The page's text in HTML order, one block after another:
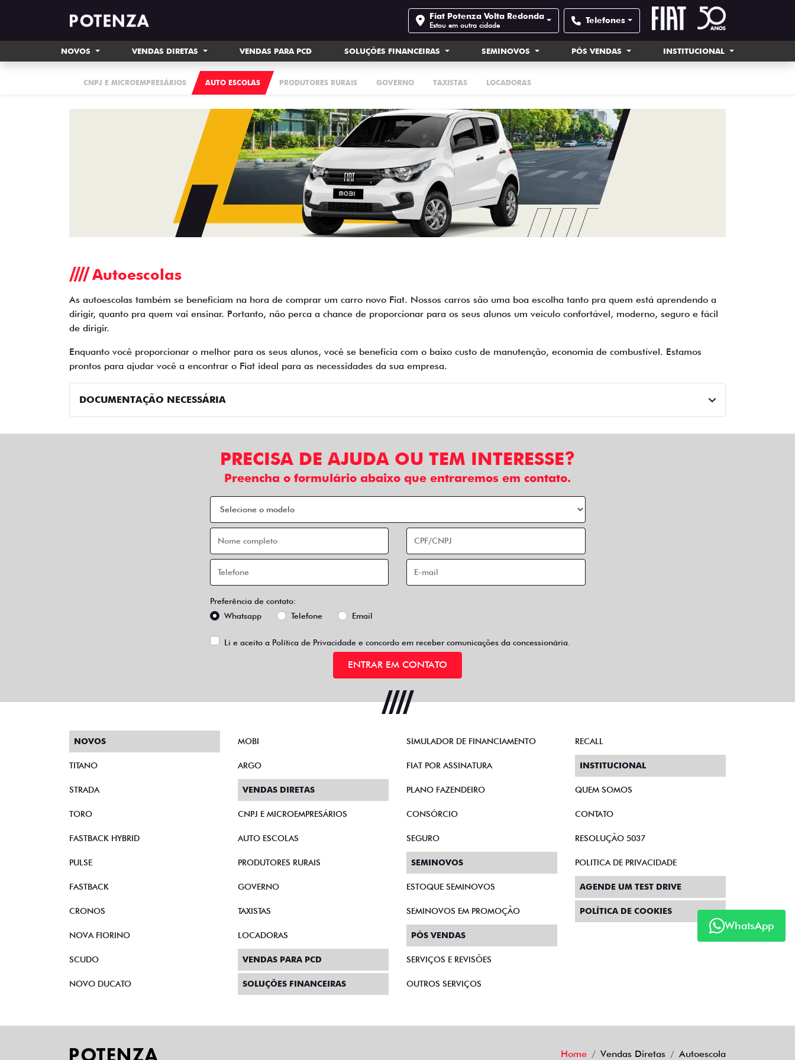
Fiat Potenza Volta Redonda
Estou em outra cidade Telefones
NOVOS VENDAS DIRETAS VENDAS PARA PCD SOLUÇÕES FINANCEIRAS SEMINOVOS PÓS VENDAS INSTITUCIONAL
CNPJ E MICROEMPRESÁRIOS AUTO ESCOLAS PRODUTORES RURAIS GOVERNO TAXISTAS LOCADORAS
Autoescolas
As autoescolas também se beneficiam na hora de comprar um carro novo Fiat. Nossos carros são uma boa escolha tanto pra quem está aprendendo a
dirigir, quanto pra quem vai ensinar. Portanto, não perca a chance de proporcionar para os seus alunos um veículo confortável, moderno, seguro e fácil
de dirigir.
Enquanto você proporcionar o melhor para os seus alunos, você se beneficia com o baixo custo de manutenção, economia de combustível. Estamos
prontos para ajudar você a encontrar o Fiat ideal para as necessidades da sua empresa.
DOCUMENTAÇÃO NECESSÁRIA
PRECISA DE AJUDA OU TEM INTERESSE?
Preencha o formulário abaixo que entraremos em contato.
Preferência de contato:
Whatsapp
Telefone Email
Li e aceito a Política de Privacidadee concordo em receber comunicações da concessionária.
ENTRAR EM CONTATO
WhatsApp
NOVOS
TITANO
STRADA
TORO
FASTBACK HYBRID
PULSE
FASTBACK
CRONOS
NOVA FIORINO
SCUDO
NOVO DUCATO
MOBI
ARGO
VENDAS DIRETAS
CNPJ E MICROEMPRESÁRIOS
AUTO ESCOLAS
PRODUTORES RURAIS
GOVERNO
TAXISTAS
LOCADORAS
VENDAS PARA PCD
SOLUÇÕES FINANCEIRAS
SIMULADOR DE FINANCIAMENTO
FIAT POR ASSINATURA
PLANO FAZENDEIRO
CONSÓRCIO
SEGURO
SEMINOVOS
ESTOQUE SEMINOVOS
SEMINOVOS EM PROMOÇÃO
PÓS VENDAS
SERVIÇOS E REVISÕES
OUTROS SERVIÇOS
RECALL
INSTITUCIONAL
QUEM SOMOS
CONTATO
RESOLUÇÃO 5037
POLITICA DE PRIVACIDADE
AGENDE UM TEST DRIVE
POLÍTICA DE COOKIES
Home Vendas Diretas Autoescola